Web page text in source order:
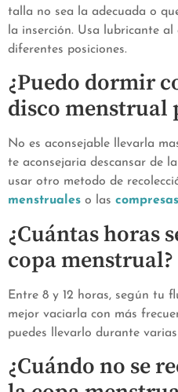
talla no sea la adecuada o
la inserción. Usa lubricante
diferentes posiciones.
¿Puedo dormir
disco menstrual
No es aconsejable llevarla
te aconsejaria descansar de
usar otro metodo de
menstruales o las
¿Cuántas horas
copa menstrual?
Entre 8 y 12 horas, según tu
mejor vaciarla con más
puedes llevarlo durante
¿Cuándo no se